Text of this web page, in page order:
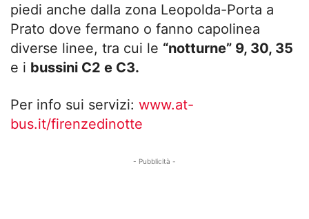
piedi anche dalla zona Leopolda-Porta a
Prato dove fermano o fanno capolinea
diverse linee, tra cui le “notturne” 9, 30, 35
e i bussini C2 e C3.
Per info sui servizi: www.at-
bus.it/firenzedinotte
- Pubblicità -